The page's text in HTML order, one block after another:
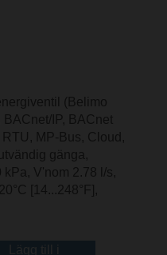
(Belimo
IP, BACnet
MP-Bus, Cloud,
gänga,
kPa, V'nom 2.78 l/s,
[14...248°F],